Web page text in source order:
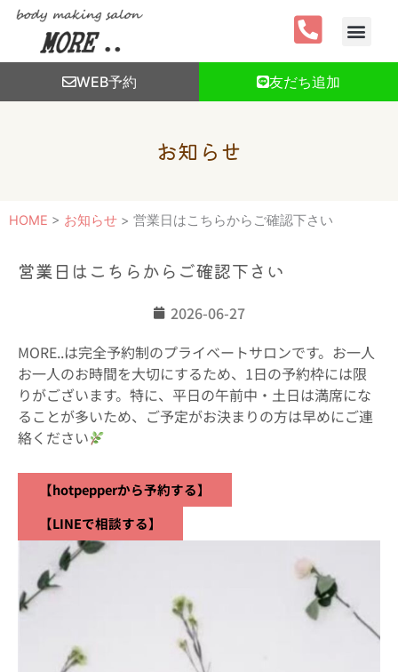
WEB予約 友だち追加
お知らせ
HOME > お知らせ > 営業日はこちらからご確認下さい
営業日はこちらからご確認下さい
2026-06-27
MORE..は完全予約制のプライベートサロンです。お一人
お一人のお時間を大切にするため、1日の予約枠には限
りがございます。特に、平日の午前中・土日は満席にな
ることが多いため、ご予定がお決まりの方は早めにご連
絡ください
【hotpepperから予約する】
【LINEで相談する】